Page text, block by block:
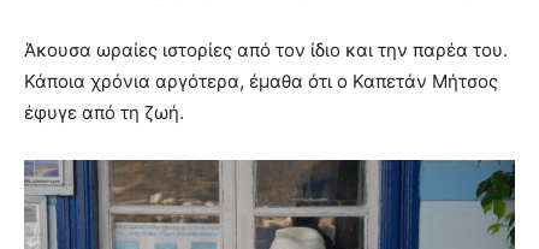
Άκουσα ωραίες ιστορίες από τον ίδιο και την παρέα του.
Κάποια χρόνια αργότερα, έμαθα ότι ο Καπετάν Μήτσος
έφυγε από τη ζωή.